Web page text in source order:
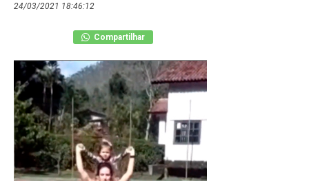
24/03/2021 18:46:12
Compartilhar